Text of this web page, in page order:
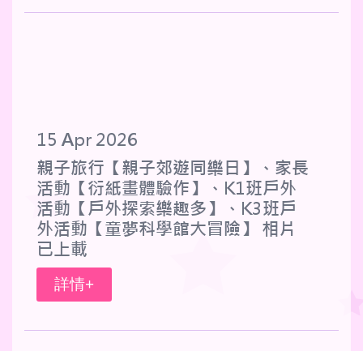
15 Apr 2026
親子旅行【親子郊遊同樂日】、家長
活動【衍紙畫體驗作】、K1班戶外
活動【戶外探索樂趣多】、K3班戶
外活動【童夢科學館大冒險】 相片
已上載
詳情+